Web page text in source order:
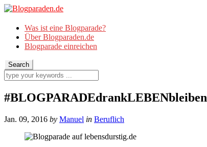
Was ist eine Blogparade?
Über Blogparaden.de
Blogparade einreichen
#BLOGPARADEdrankLEBENbleiben
Jan. 09, 2016 by Manuel in Beruflich